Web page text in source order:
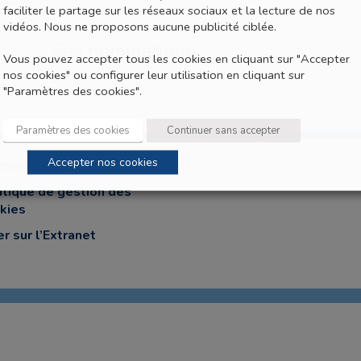
Ses nominations
légales et CGU
de gestion des
sur l’Extranet
faciliter le partage sur les réseaux sociaux et la lecture de nos
vidéos. Nous ne proposons aucune publicité ciblée.
Vous pouvez accepter tous les cookies en cliquant sur "Accepter
nos cookies" ou configurer leur utilisation en cliquant sur
"Paramètres des cookies".
Paramètres des cookies Continuer sans accepter
Accepter nos cookies